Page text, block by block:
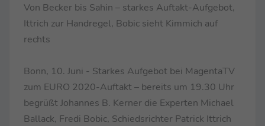
Von Becker bis Sahin – starkes Auftakt-Aufgebot,
Ittrich zur Handregel, Bobic sieht Kimmich auf
rechts
Bonn, 10. Juni - Starkes Aufgebot bei MagentaTV
zum EURO 2020-Auftakt – bereits um 19.30 Uhr
begrüßt Johannes B. Kerner die Experten Michael
Ballack, Fredi Bobic, Schiedsrichter Patrick Ittrich